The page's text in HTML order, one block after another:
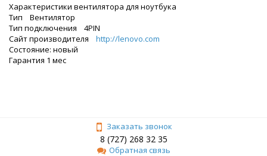
Характеристики вентилятора для ноутбука
Тип Вентилятор
Тип подключения 4PIN
Сайт производителя http://lenovo.com
Состояние: новый
Гарантия 1 мес
Заказать звонок
8 (727) 268 32 35
Обратная связь